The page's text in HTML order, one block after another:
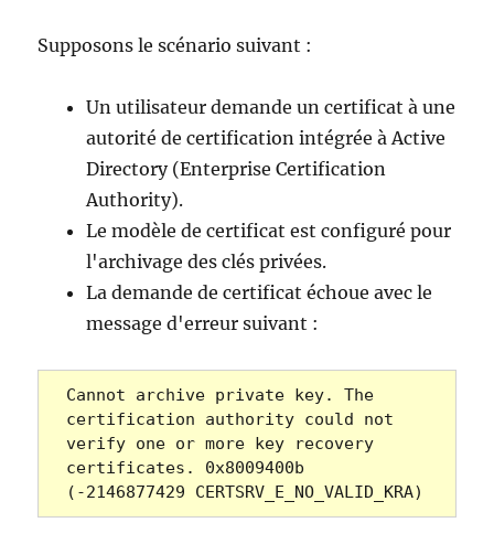
Supposons le scénario suivant :
Un utilisateur demande un certificat à une
autorité de certification intégrée à Active
Directory (Enterprise Certification
Authority).
Le modèle de certificat est configuré pour
l'archivage des clés privées.
La demande de certificat échoue avec le
message d'erreur suivant :
Cannot archive private key. The
certification authority could not
verify one or more key recovery
certificates. 0x8009400b
(-2146877429 CERTSRV_E_NO_VALID_KRA)